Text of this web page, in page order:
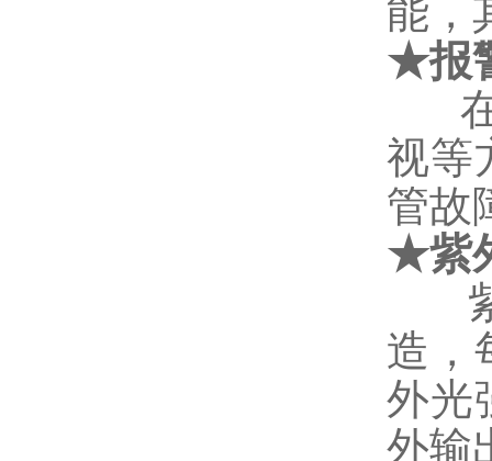
能，
★报
视等
管故
★紫
造，
外光
外输